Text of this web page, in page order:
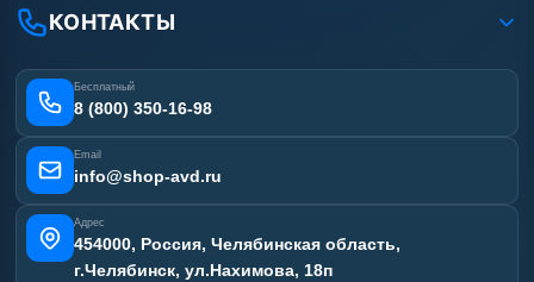
Статьи
Лизинг
Получить скидку
Сертификаты
Наши работы
Отзывы наших клиентов
Карта сайта
КОНТАКТЫ
Бесплатный
8 (800) 350-16-98
Email
info@shop-avd.ru
Адрес
454000, Россия, Челябинская область,
г.Челябинск, ул.Нахимова, 18п